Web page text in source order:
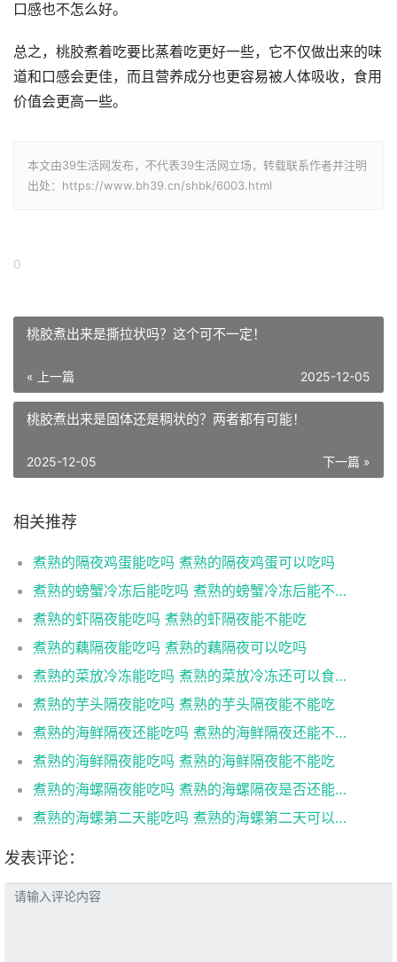
口感也不怎么好。
总之，桃胶煮着吃要比蒸着吃更好一些，它不仅做出来的味
道和口感会更佳，而且营养成分也更容易被人体吸收，食用
价值会更高一些。
本文由39生活网发布，不代表39生活网立场，转载联系作者并注明
出处：https://www.bh39.cn/shbk/6003.html
0
桃胶煮出来是撕拉状吗？这个可不一定！
« 上一篇 2025-12-05
桃胶煮出来是固体还是稠状的？两者都有可能！
下一篇 »
2025-12-05
相关推荐
煮熟的隔夜鸡蛋能吃吗 煮熟的隔夜鸡蛋可以吃吗
煮熟的螃蟹冷冻后能吃吗 煮熟的螃蟹冷冻后能不能吃
煮熟的虾隔夜能吃吗 煮熟的虾隔夜能不能吃
煮熟的藕隔夜能吃吗 煮熟的藕隔夜可以吃吗
煮熟的菜放冷冻能吃吗 煮熟的菜放冷冻还可以食用吗
煮熟的芋头隔夜能吃吗 煮熟的芋头隔夜能不能吃
煮熟的海鲜隔夜还能吃吗 煮熟的海鲜隔夜还能不能吃
煮熟的海鲜隔夜能吃吗 煮熟的海鲜隔夜能不能吃
煮熟的海螺隔夜能吃吗 煮熟的海螺隔夜是否还能吃
煮熟的海螺第二天能吃吗 煮熟的海螺第二天可以吃吗
发表评论：